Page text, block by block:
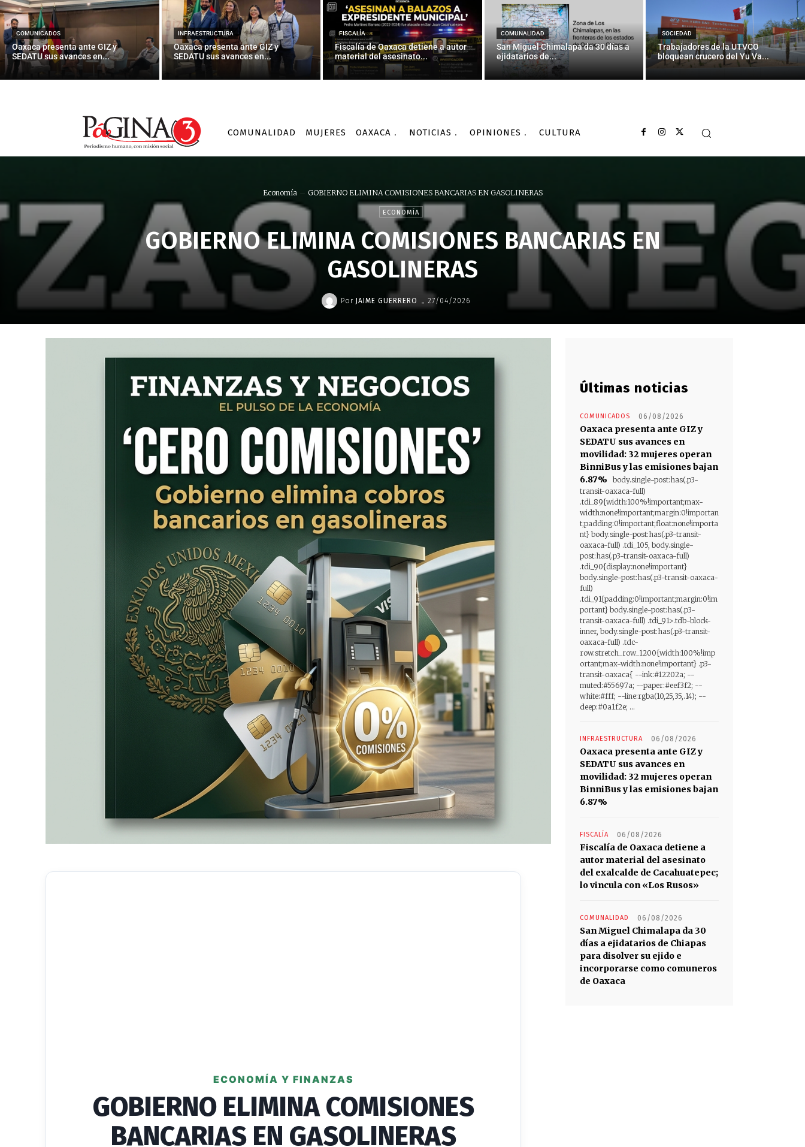
COMUNICADOS
Oaxaca presenta ante GIZ y
SEDATU sus avances en...
INFRAESTRUCTURA
Oaxaca presenta ante GIZ y
SEDATU sus avances en...
FISCALÍA
Fiscalía de Oaxaca detiene a autor
material del asesinato...
COMUNALIDAD
San Miguel Chimalapa da 30 días a
ejidatarios de...
SOCIEDAD
Trabajadores de la UTVCO
bloquean crucero del Yu Va...
COMUNALIDAD MUJERES OAXACA NOTICIAS OPINIONES CULTURA
Economía GOBIERNO ELIMINA COMISIONES BANCARIAS EN GASOLINERAS
ECONOMÍA
GOBIERNO ELIMINA COMISIONES BANCARIAS EN
GASOLINERAS
Por JAIME GUERRERO - 27/04/2026
ECONOMÍA Y FINANZAS
GOBIERNO ELIMINA COMISIONES
BANCARIAS EN GASOLINERAS
Últimas noticias
COMUNICADOS 06/08/2026
Oaxaca presenta ante GIZ y
SEDATU sus avances en
movilidad: 32 mujeres operan
BinniBus y las emisiones bajan
6.87%
body.single-post:has(.p3-
transit-oaxaca-full)
.tdi_89{width:100%!important;max-
width:none!important;margin:0!importan
t;padding:0!important;float:none!importa
nt} body.single-post:has(.p3-transit-
oaxaca-full) .tdi_105, body.single-
post:has(.p3-transit-oaxaca-full)
.tdi_90{display:none!important}
body.single-post:has(.p3-transit-oaxaca-
full)
.tdi_91{padding:0!important;margin:0!im
portant} body.single-post:has(.p3-
transit-oaxaca-full) .tdi_91>.tdb-block-
inner, body.single-post:has(.p3-transit-
oaxaca-full) .tdc-
row.stretch_row_1200{width:100%!imp
ortant;max-width:none!important} .p3-
transit-oaxaca{ --ink:#12202a; --
muted:#55697a; --paper:#eef3f2; --
white:#fff; --line:rgba(10,25,35,.14); --
deep:#0a1f2e; ...
INFRAESTRUCTURA 06/08/2026
Oaxaca presenta ante GIZ y
SEDATU sus avances en
movilidad: 32 mujeres operan
BinniBus y las emisiones bajan
6.87%
FISCALÍA 06/08/2026
Fiscalía de Oaxaca detiene a
autor material del asesinato
del exalcalde de Cacahuatepec;
lo vincula con «Los Rusos»
COMUNALIDAD 06/08/2026
San Miguel Chimalapa da 30
días a ejidatarios de Chiapas
para disolver su ejido e
incorporarse como comuneros
de Oaxaca